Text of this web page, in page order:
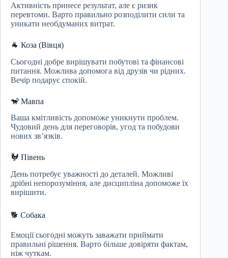
Активність принесе результат, але є ризик
перевтоми. Варто правильно розподілити сили та
уникати необдуманих витрат.
🐐 Коза (Вівця)
Сьогодні добре вирішувати побутові та фінансові
питання. Можлива допомога від друзів чи рідних.
Вечір подарує спокій.
🐒 Мавпа
Ваша кмітливість допоможе уникнути проблем.
Чудовий день для переговорів, угод та побудови
нових зв’язків.
🐓 Півень
День потребує уважності до деталей. Можливі
дрібні непорозуміння, але дисципліна допоможе їх
вирішити.
🐕 Собака
Емоції сьогодні можуть заважати приймати
правильні рішення. Варто більше довіряти фактам,
ніж чуткам.